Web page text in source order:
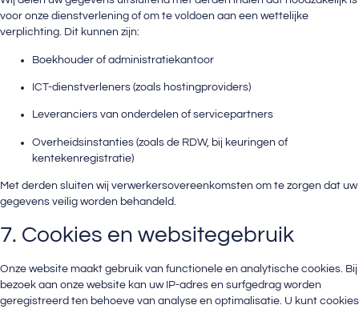
voor onze dienstverlening of om te voldoen aan een wettelijke
verplichting. Dit kunnen zijn:
Boekhouder of administratiekantoor
ICT-dienstverleners (zoals hostingproviders)
Leveranciers van onderdelen of servicepartners
Overheidsinstanties (zoals de RDW, bij keuringen of
kentekenregistratie)
Met derden sluiten wij verwerkersovereenkomsten om te zorgen dat uw
gegevens veilig worden behandeld.
7. Cookies en websitegebruik
Onze website maakt gebruik van functionele en analytische cookies. Bij
bezoek aan onze website kan uw IP-adres en surfgedrag worden
geregistreerd ten behoeve van analyse en optimalisatie. U kunt cookies